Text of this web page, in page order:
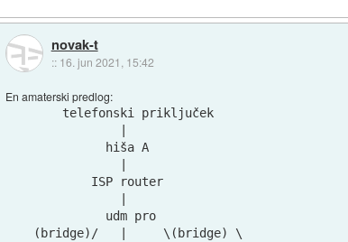
novak-t
:: 16. jun 2021, 15:42
En amaterski predlog:
    telefonski priključek
          hiša A
        ISP router
          udm pro
(bridge)/   |     \(bridge) \